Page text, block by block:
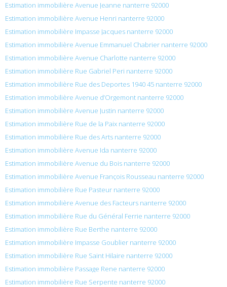
Estimation immobilière Avenue Jeanne nanterre 92000
Estimation immobilière Avenue Henri nanterre 92000
Estimation immobilière Impasse Jacques nanterre 92000
Estimation immobilière Avenue Emmanuel Chabrier nanterre 92000
Estimation immobilière Avenue Charlotte nanterre 92000
Estimation immobilière Rue Gabriel Peri nanterre 92000
Estimation immobilière Rue des Deportes 1940 45 nanterre 92000
Estimation immobilière Avenue d’Orgemont nanterre 92000
Estimation immobilière Avenue Justin nanterre 92000
Estimation immobilière Rue de la Paix nanterre 92000
Estimation immobilière Rue des Arts nanterre 92000
Estimation immobilière Avenue Ida nanterre 92000
Estimation immobilière Avenue du Bois nanterre 92000
Estimation immobilière Avenue François Rousseau nanterre 92000
Estimation immobilière Rue Pasteur nanterre 92000
Estimation immobilière Avenue des Facteurs nanterre 92000
Estimation immobilière Rue du Général Ferrie nanterre 92000
Estimation immobilière Rue Berthe nanterre 92000
Estimation immobilière Impasse Goublier nanterre 92000
Estimation immobilière Rue Saint Hilaire nanterre 92000
Estimation immobilière Passage Rene nanterre 92000
Estimation immobilière Rue Serpente nanterre 92000